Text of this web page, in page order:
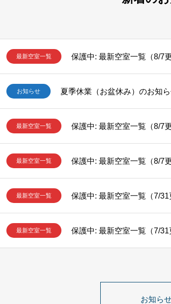
最新空室一覧 保護中: 最新空室一覧（8/7
お知らせ 夏季休業（お盆休み）のお知
最新空室一覧 保護中: 最新空室一覧（8/7
最新空室一覧 保護中: 最新空室一覧（8/7
最新空室一覧 保護中: 最新空室一覧（7/
最新空室一覧 保護中: 最新空室一覧（7/
お知ら